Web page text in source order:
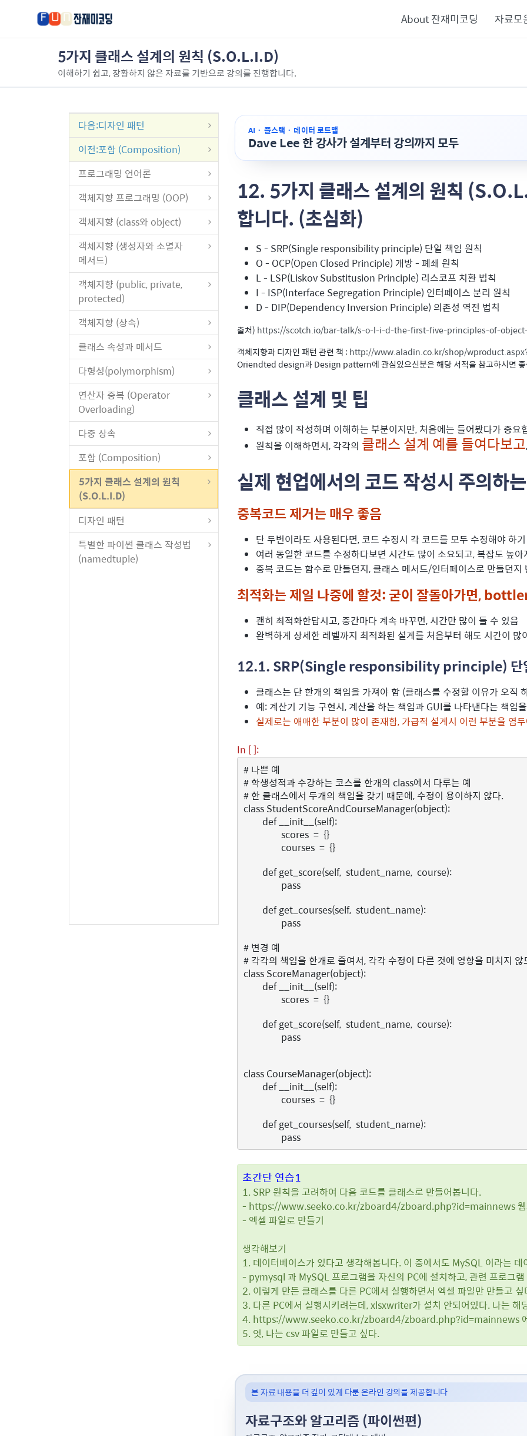
About 잔재미코딩 자료모
5가지 클래스 설계의 원칙 (S.O.L.I.D)
이해하기 쉽고, 장황하지 않은 자료를 기반으로 강의를 진행합니다.
다음:디자인 패턴
이전:포함 (Composition)
프로그래밍 언어론
객체지향 프로그래밍 (OOP)
객체지향 (class와 object)
객체지향 (생성자와 소멸자
메서드)
객체지향 (public, private,
protected)
객체지향 (상속)
클래스 속성과 메서드
다형성(polymorphism)
연산자 중복 (Operator
Overloading)
다중 상속
포함 (Composition)
5가지 클래스 설계의 원칙
(S.O.L.I.D)
디자인 패턴
특별한 파이썬 클래스 작성법
(namedtuple)
AI · 풀스택 · 데이터 로드맵
Dave Lee 한 강사가 설계부터 강의까지 모두
12. 5가지 클래스 설계의 원칙
합니다. (초심화)
S - SRP(Single responsibility principle) 단일 책임 원칙
O - OCP(Open Closed Principle) 개방 - 폐쇄 원칙
L- LSP(Liskov Substitusion Principle) 리스코프 치환 법칙
I - ISP(Interface Segregation Principle) 인터페이스 분리 원칙
D - DIP(Dependency Inversion Principle) 의존성 역전 법칙
출처) https://scotch.io/bar-talk/s-o-l-i-d-the-first-five-principles-of-
객체지향과 디자인 패턴 관련 책 : http://www.aladin.co.kr/shop/
Oriendted design과 Design pattern에 관심있으신분은 해당 서적을 참고하시면
클래스 설계 및 팁
직접 많이 작성하며 이해하는 부분이지만, 처음에는 들어봤다가 중요
원칙을 이해하면서, 각각의 클래스 설계 예를 들여다보고
실제 현업에서의 코드 작성시 주의하
중복코드 제거는 매우 좋음
단 두번이라도 사용된다면, 코드 수정시 각 코드를 모두 수정해야 하
여러 동일한 코드를 수정하다보면 시간도 많이 소요되고, 복잡도 높
중복 코드는 함수로 만들던지, 클래스 메서드/인터페이스로 만들던
최적화는 제일 나중에 할것: 굳이 잘돌아가면,
괜히 최적화한답시고, 중간마다 계속 바꾸면, 시간만 많이 들 수 있음
완벽하게 상세한 레벨까지 최적화된 설계를 처음부터 해도 시간이
12.1. SRP(Single responsibility principle) 단
클래스는 단 한개의 책임을 가져야 함 (클래스를 수정할 이유가 오직
예: 계산기 기능 구현시, 계산을 하는 책임과 GUI를 나타낸다는 책임
실제로는 애매한 부분이 많이 존재함, 가급적 설계시 이런 부분을 염
In [ ]:
# 나쁜 예
# 학생성적과 수강하는 코스를 한개의 class에서 다루는 예
# 한 클래스에서 두개의 책임을 갖기 때문에, 수정이 용이하지 않다.
class StudentScoreAndCourseManager(object):
def __init__(self):
scores = {}
courses = {}
def get_score(self, student_name, course):
pass
def get_courses(self, student_name):
pass
# 변경 예
# 각각의 책임을 한개로 줄여서, 각각 수정이 다른 것에 영향을 미치지 않
class ScoreManager(object):
def __init__(self):
scores = {}
def get_score(self, student_name, course):
pass
class CourseManager(object):
def __init__(self):
courses = {}
def get_courses(self, student_name):
pass
초간단 연습1
1. SRP 원칙을 고려하여 다음 코드를 클래스로 만들어봅니다.
- https://www.seeko.co.kr/zboard4/zboard.php?id=mainnews 웹
- 엑셀 파일로 만들기
생각해보기
1. 데이터베이스가 있다고 생각해봅니다. 이 중에서도 MySQL 이라는
- pymysql 과 MySQL 프로그램을 자신의 PC에 설치하고, 관련 프로그
2. 이렇게 만든 클래스를 다른 PC에서 실행하면서 엑셀 파일만 만들고 싶
3. 다른 PC에서 실행시키려는데, xlsxwriter가 설치 안되어있다. 나는 해
4. https://www.seeko.co.kr/zboard4/zboard.php?id=mainnews 에
5. 엇, 나는 csv 파일로 만들고 싶다.
본 자료 내용을 더 깊이 있게 다룬 온라인 강의를 제공합니다
자료구조와 알고리즘 (파이썬편)